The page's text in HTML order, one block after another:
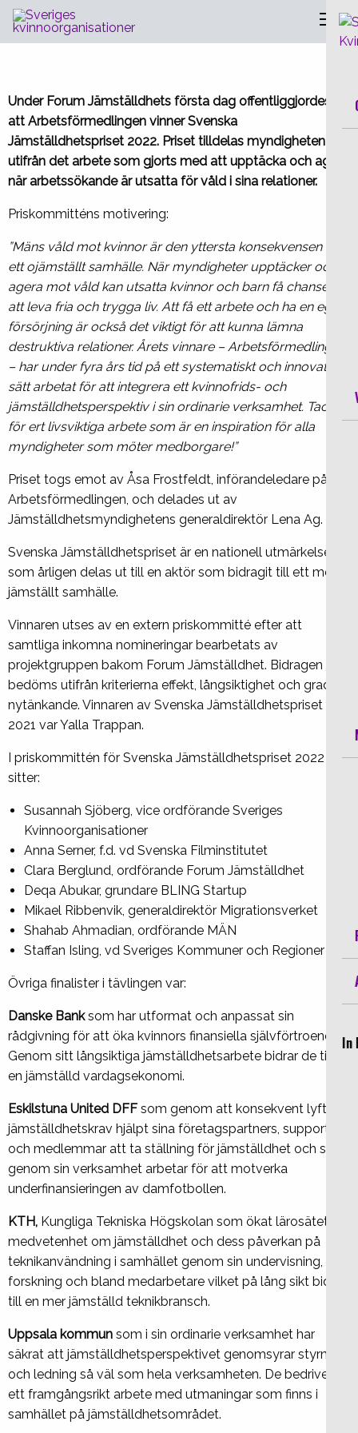
In
Sveriges Kvinnoorganisationer
Arbetsförmedlingen vinner
Svenska Jämställdhetspriset 2022
Under Forum Jämställdhets första dag offentliggjordes
att Arbetsförmedlingen vinner Svenska
Jämställdhetspriset 2022. Priset tilldelas myndigheten
utifrån det arbete som gjorts med att upptäcka och agera
när arbetssökande är utsatta för våld i sina relationer.
Priskommitténs motivering:
”Mäns våld mot kvinnor är den yttersta konsekvensen av
ett ojämställt samhälle. När myndigheter upptäcker och
agera mot våld kan utsatta kvinnor och barn få chansen
att leva fria och trygga liv. Att få ett arbete och ha en egen
försörjning är också det viktigt för att kunna lämna
destruktiva relationer. Årets vinnare – Arbetsförmedlingen
– har under fyra års tid på ett systematiskt och innovativt
sätt arbetat för att integrera ett kvinnofrids- och
jämställdhetsperspektiv i sin ordinarie verksamhet. Tack
för ert livsviktiga arbete som är en inspiration för alla
myndigheter som möter medborgare!”
Priset togs emot av Åsa Frostfeldt, införandeledare på
Arbetsförmedlingen, och delades ut av
Jämställdhetsmyndighetens generaldirektör Lena Ag.
Svenska Jämställdhetspriset är en nationell utmärkelse
som årligen delas ut till en aktör som bidragit till ett mer
jämställt samhälle.
Vinnaren utses av en extern priskommitté efter att
samtliga inkomna nomineringar bearbetats av
projektgruppen bakom Forum Jämställdhet. Bidragen
bedöms utifrån kriterierna effekt, långsiktighet och grad av
nytänkande. Vinnaren av Svenska Jämställdhetspriset
2021 var Yalla Trappan.
I priskommittén för Svenska Jämställdhetspriset 2022
sitter:
Susannah Sjöberg, vice ordförande Sveriges
Kvinnoorganisationer
Anna Serner, f.d. vd Svenska Filminstitutet
Clara Berglund, ordförande Forum Jämställdhet
Deqa Abukar, grundare BLING Startup
Mikael Ribbenvik, generaldirektör Migrationsverket
Shahab Ahmadian, ordförande MÄN
Staffan Isling, vd Sveriges Kommuner och Regioner
Övriga finalister i tävlingen var:
Danske Banksom har utformat och anpassat sin
rådgivning för att öka kvinnors finansiella självförtroende.
Genom sitt långsiktiga jämställdhetsarbete bidrar de till
en jämställd vardagsekonomi.
Eskilstuna United DFF som genom att konsekvent lyfta
jämställdhetskrav hjälpt sina företagspartners, supporters
och medlemmar att ta ställning för jämställdhet och som
genom sin verksamhet arbetar för att motverka
underfinansieringen av damfotbollen.
KTH, Kungliga Tekniska Högskolan som ökat lärosätets
medvetenhet om jämställdhet och dess påverkan på
teknikanvändning i samhället genom sin undervisning,
forskning och bland medarbetare vilket på lång sikt bidrar
till en mer jämställd teknikbransch.
Uppsala kommun som i sin ordinarie verksamhet har
säkrat att jämställdhetsperspektivet genomsyrar styrning
och ledning så väl som hela verksamheten. De bedriver
ett framgångsrikt arbete med utmaningar som finns i
samhället på jämställdhetsområdet.